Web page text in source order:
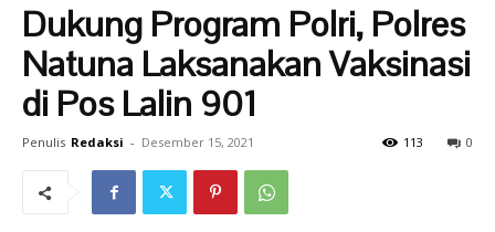
Dukung Program Polri, Polres
Natuna Laksanakan Vaksinasi
di Pos Lalin 901
Penulis Redaksi - Desember 15, 2021 0
113